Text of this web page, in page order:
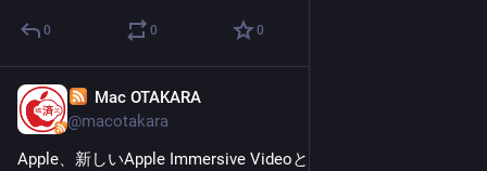
0 0 0
Mac OTAKARA
@macotakara
Apple、新しいApple Immersive Videoとして「トップ ドッ